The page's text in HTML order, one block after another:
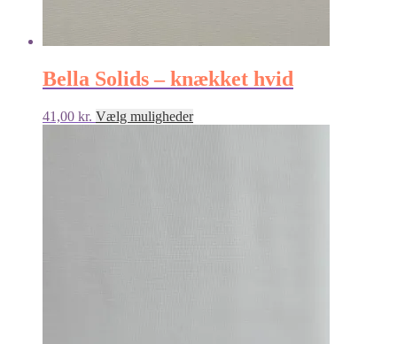
Bella Solids – knækket hvid
41,00 kr. Vælg mulighederDette